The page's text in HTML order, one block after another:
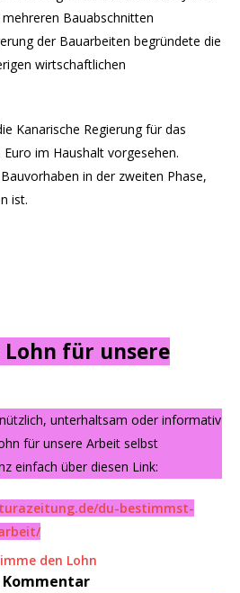
Bauabschnitten
der Bauarbeiten begründete die
wirtschaftlichen
Kanarische Regierung für das
im Haushalt vorgesehen.
in der zweiten Phase,
ist.
Lohn für unsere
unterhaltsam oder informativ
für unsere Arbeit selbst
einfach über diesen Link:
du-bestimmst-
Kommentar